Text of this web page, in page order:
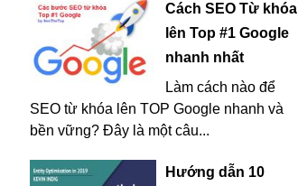
Cách SEO Từ khóa
lên Top #1 Google
nhanh nhất
Làm cách nào để
SEO từ khóa lên TOP Google nhanh và
bền vững? Đây là một câu...
Hướng dẫn 10